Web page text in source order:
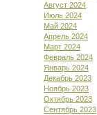
Август 2024
Июль 2024
Май 2024
Апрель 2024
Март 2024
Февраль 2024
Январь 2024
Декабрь 2023
Ноябрь 2023
Октябрь 2023
Сентябрь 2023